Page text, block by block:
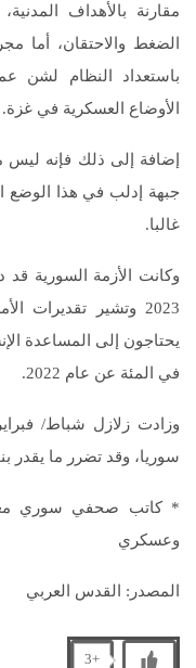
مقارنة بالأهداف
الضغط والاحتقان، أما
باستعداد النظام
اﻷوضاع العسكرية في غزة.
إضافة إلى ذلك فإنه ليس
جبهة إدلب في هذا الوضع
غالبا.
وكانت الأزمة السورية
في المئة عن عام 2022.
وزادت زلازل شباط/
سوريا، وقد تضرر ما يقدر بنحو 8.8 مليون شخص من
* كاتب صحفي سوري
وعسكري
المصدر: القدس العربي
+3